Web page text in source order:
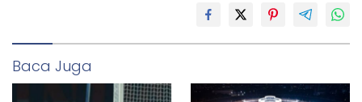
Baca Juga